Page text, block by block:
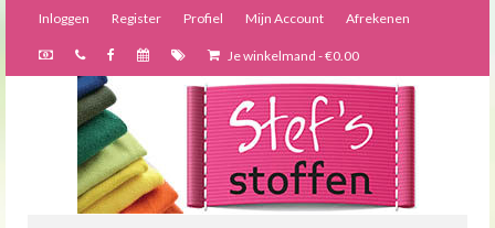
Inloggen Register Profiel Mijn Account Afrekenen
Je winkelmand -€0.00